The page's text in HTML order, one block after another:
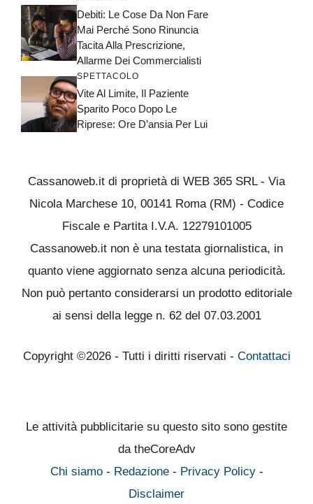
Debiti: Le Cose Da Non Fare
Mai Perché Sono Rinuncia
Tacita Alla Prescrizione,
Allarme Dei Commercialisti
SPETTACOLO
Vite Al Limite, Il Paziente
Sparito Poco Dopo Le
Riprese: Ore D’ansia Per Lui
Cassanoweb.it di proprietà di WEB 365 SRL - Via
Nicola Marchese 10, 00141 Roma (RM) - Codice
Fiscale e Partita I.V.A. 12279101005
Cassanoweb.it non è una testata giornalistica, in
quanto viene aggiornato senza alcuna periodicità.
Non può pertanto considerarsi un prodotto editoriale
ai sensi della legge n. 62 del 07.03.2001
Copyright ©2026 - Tutti i diritti riservati - Contattaci
Le attività pubblicitarie su questo sito sono gestite
da theCoreAdv
Chi siamo- Redazione- Privacy Policy-
Disclaimer